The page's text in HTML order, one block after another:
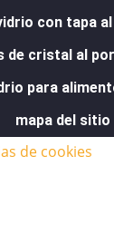
con tapa
de cristal al
para
mapa del sitio
de cookies